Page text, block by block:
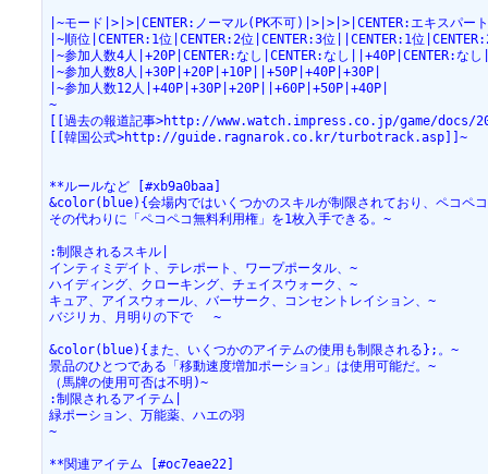
|~モード|>|>|CENTER:ノーマル(PK不可)|>|>|>|CENTER:エキスパー
|~順位|CENTER:1位|CENTER:2位|CENTER:3位||CENTER:1位
|~参加人数4人|+20P|CENTER:なし|CENTER:なし||+40P|CENTER:な
|~参加人数8人|+30P|+20P|+10P||+50P|+40P|+30P|
|~参加人数12人|+40P|+30P|+20P||+60P|+50P|+40P|
~
[[過去の報道記事>http://www.watch.impress.co.jp/game/docs/
[[韓国公式>http://guide.ragnarok.co.kr/turbotrack.asp]]~
**ルールなど [#xb9a0baa]
&color(blue){会場内ではいくつかのスキルが制限されており、ペコペ
その代わりに「ペコペコ無料利用権」を1枚入手できる。~
:制限されるスキル|
インティミデイト、テレポート、ワープポータル、~
ハイディング、クローキング、チェイスウォーク、~
キュア、アイスウォール、バーサーク、コンセントレイション、~
バジリカ、月明りの下で 　~
&color(blue){また、いくつかのアイテムの使用も制限される};。~
景品のひとつである「移動速度増加ポーション」は使用可能だ。~
（馬牌の使用可否は不明)~
:制限されるアイテム|
緑ポーション、万能薬、ハエの羽
~
**関連アイテム [#oc7eae22]